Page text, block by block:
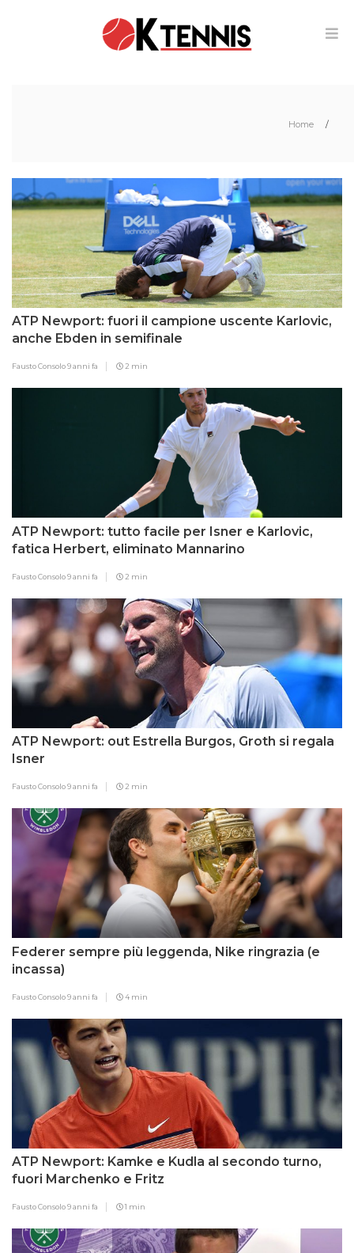
Home /
ATP Newport: fuori il campione uscente Karlovic,
anche Ebden in semifinale
Fausto Consolo9 anni fa 2 min
ATP Newport: tutto facile per Isner e Karlovic,
fatica Herbert, eliminato Mannarino
Fausto Consolo9 anni fa 2 min
ATP Newport: out Estrella Burgos, Groth si regala
Isner
Fausto Consolo9 anni fa 2 min
Federer sempre più leggenda, Nike ringrazia (e
incassa)
Fausto Consolo9 anni fa 4 min
ATP Newport: Kamke e Kudla al secondo turno,
fuori Marchenko e Fritz
Fausto Consolo9 anni fa 1 min